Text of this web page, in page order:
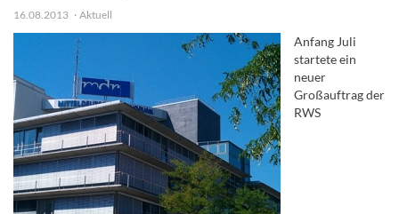
16.08.2013 Aktuell
Anfang Juli
startete ein
neuer
Großauftrag der
RWS